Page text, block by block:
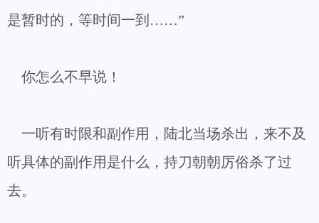
是暂时的，等时间一到……”
你怎么不早说！
一听有时限和副作用，陆北当场杀出，来不及
听具体的副作用是什么，持刀朝朝厉俗杀了过
去。